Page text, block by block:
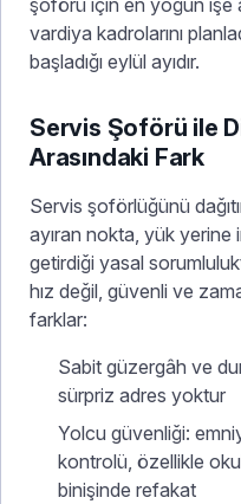
şoförü için en yoğun işe
vardiya kadrolarını
başladığı eylül ayıdır.
Servis Şoförü ile
Arasındaki Fark
Servis şoförlüğünü
ayıran nokta, yük yerine
getirdiği yasal
hız değil, güvenli ve
farklar:
Sabit güzergâh ve
sürpriz adres yoktur
Yolcu güvenliği:
kontrolü, özellikle
binişinde refakat